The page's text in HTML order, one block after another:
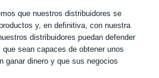
que nuestros distribuidores se
y, en definitiva, con nuestra
distribuidores puedan defender
sean capaces de obtener unos
ganar dinero y que sus negocios